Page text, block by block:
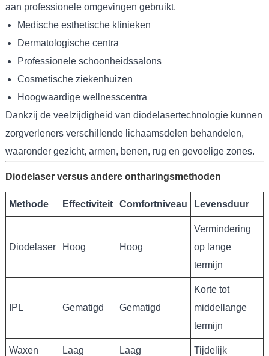
aan professionele omgevingen gebruikt.
Medische esthetische klinieken
Dermatologische centra
Professionele schoonheidssalons
Cosmetische ziekenhuizen
Hoogwaardige wellnesscentra
Dankzij de veelzijdigheid van diodelasertechnologie kunnen
zorgverleners verschillende lichaamsdelen behandelen,
waaronder gezicht, armen, benen, rug en gevoelige zones.
Diodelaser versus andere ontharingsmethoden
Methode Effectiviteit Comfortniveau Levensduur
Diodelaser Hoog Hoog
Vermindering
op lange
termijn
IPL Gematigd Gematigd
Korte tot
middellange
termijn
Waxen Laag Laag Tijdelijk